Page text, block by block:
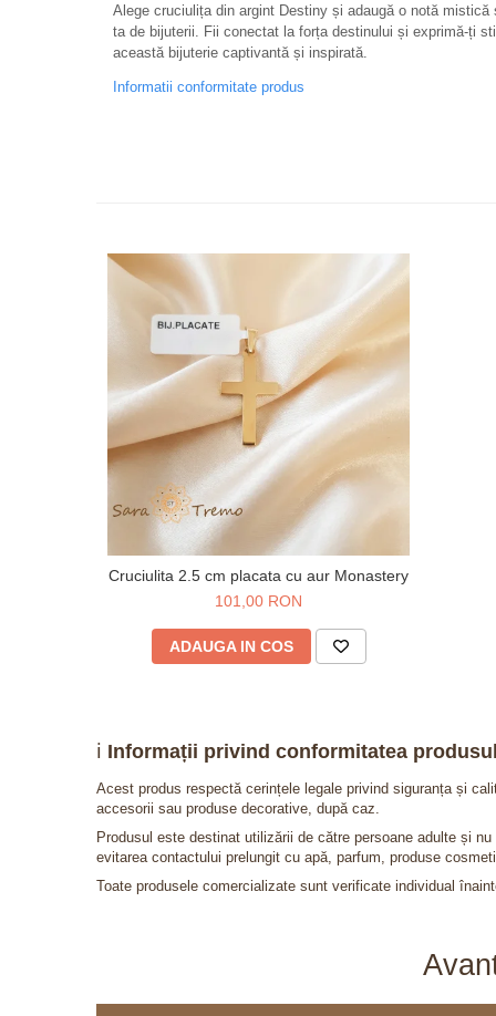
Alege cruciulița din argint Destiny și adaugă o notă
ta de bijuterii. Fii conectat la forța destinului și exprimă-ți
această bijuterie captivantă și inspirată.
Informatii conformitate produs
Cruciulita 2.5 cm placata cu aur Monastery
101,00 RON
ADAUGA IN COS
ℹ️ Informații privind conformitatea
Acest produs respectă cerințele legale privind siguranța și
accesorii sau produse decorative, după caz.
Produsul este destinat utilizării de către persoane adulte și
evitarea contactului prelungit cu apă, parfum, produse
Toate produsele comercializate sunt verificate individual